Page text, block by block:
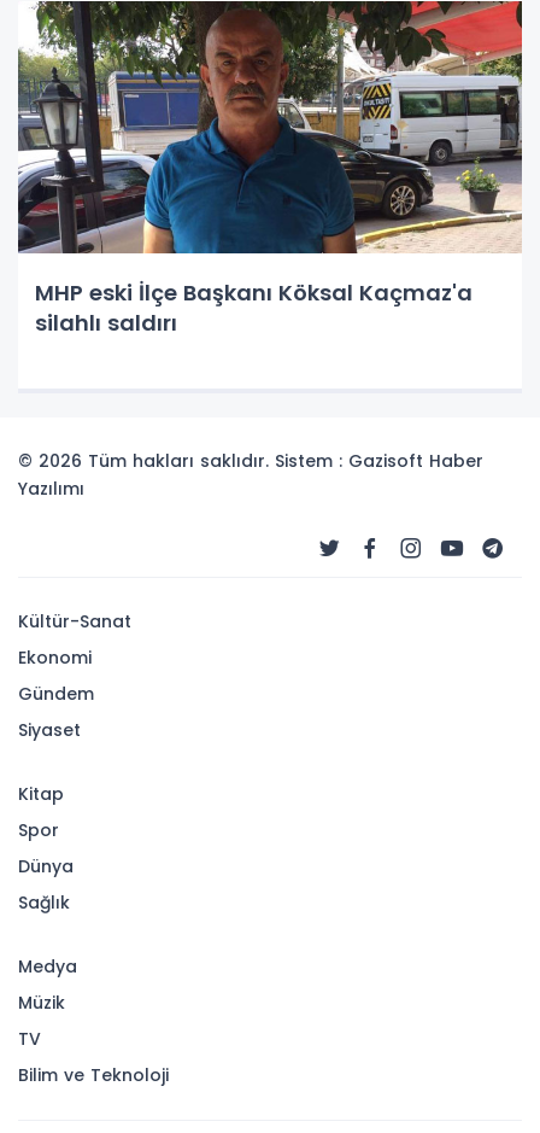
MHP eski İlçe Başkanı Köksal Kaçmaz'a
silahlı saldırı
© 2026 Tüm hakları saklıdır. Sistem : Gazisoft Haber
Yazılımı
Kültür-Sanat
Ekonomi
Gündem
Siyaset
Kitap
Spor
Dünya
Sağlık
Medya
Müzik
TV
Bilim ve Teknoloji